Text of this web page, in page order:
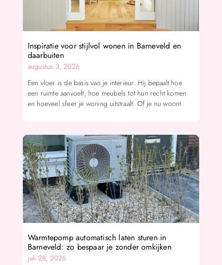
Inspiratie voor stijlvol wonen in Barneveld en
daarbuiten
augustus 3, 2026
Een vloer is de basis van je interieur. Hij bepaalt hoe
een ruimte aanvoelt, hoe meubels tot hun recht komen
en hoeveel sfeer je woning uitstraalt. Of je nu woont
Warmtepomp automatisch laten sturen in
Barneveld: zo bespaar je zonder omkijken
juli 28, 2026